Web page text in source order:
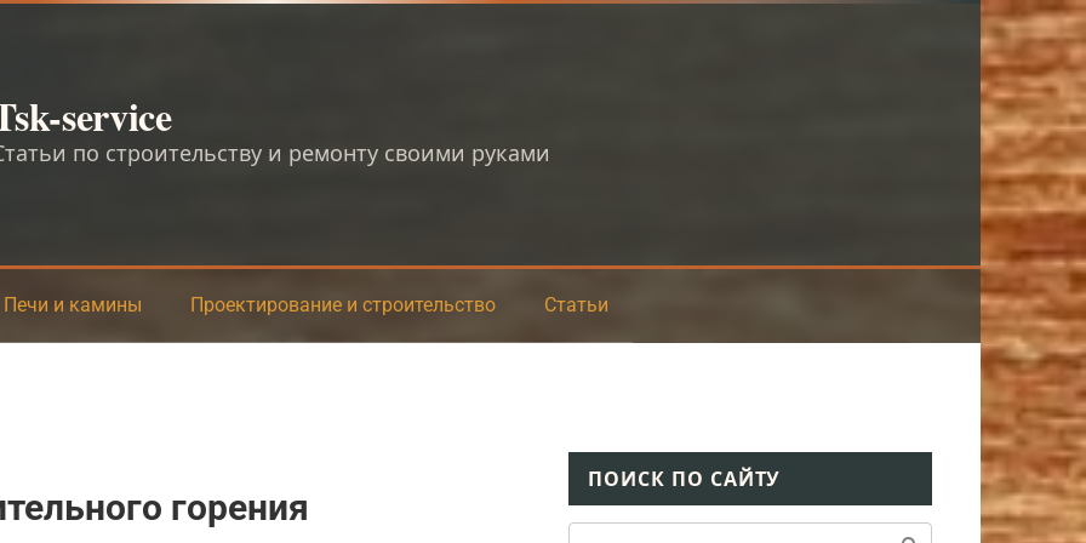
service
по строительству и ремонту своими руками
Печи и камины Проектирование и строительство Статьи
горения
ПОИСК ПО САЙТУ